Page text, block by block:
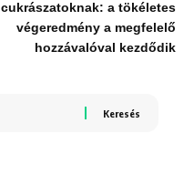
cukrászatoknak: a tökéletes
végeredmény a megfelelő
hozzávalóval kezdődik